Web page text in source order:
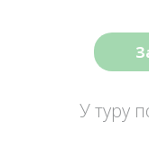
У туру